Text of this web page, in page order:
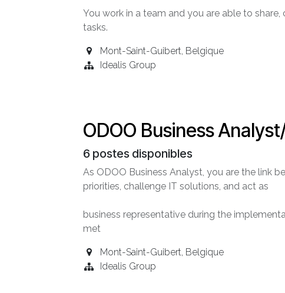
You work in a team and you are able to
tasks.
Mont-Saint-Guibert, Belgique
Idealis Group
ODOO Business
6 postes disponibles
As ODOO Business Analyst, you are the link
priorities, challenge IT solutions, and act as
business representative during the
met
Mont-Saint-Guibert, Belgique
Idealis Group